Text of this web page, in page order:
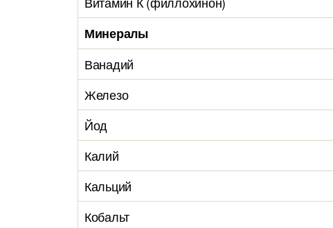
Минералы
Ванадий
Железо
Йод
Калий
Кальций
Кобальт